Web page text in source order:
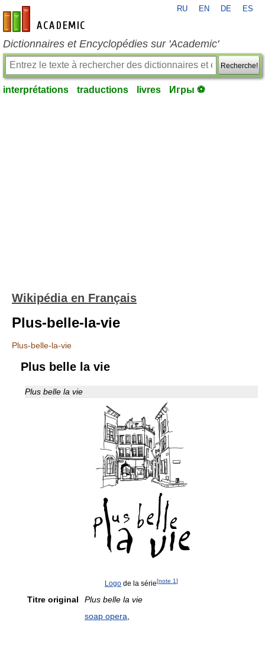
fr-academic.com
RU EN DE ES
Dictionnaires et Encyclopédies sur 'Academic'
Recherche!
interprétations traductions livres Игры ⚽
Wikipédia en Français
Plus-belle-la-vie
Plus-belle-la-vie
Plus belle la vie
Plus belle la vie
Logo de la série[note 1]
Titre original Plus belle la vie
soap opera